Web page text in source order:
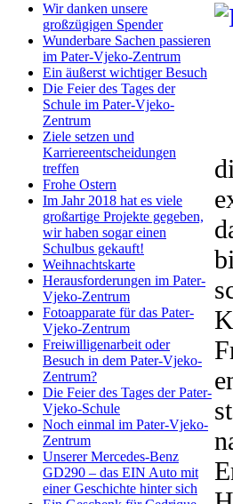
Wir danken unsere
großzügigen Spender
Wunderbare Sachen passieren
im Pater-Vjeko-Zentrum
Ein äußerst wichtiger Besuch
Die Feier des Tages der
Schule im Pater-Vjeko-
Zentrum
Ziele setzen und
Karriereentscheidungen
treffen
Frohe Ostern
Im Jahr 2018 hat es viele
großartige Projekte gegeben,
wir haben sogar einen
Schulbus gekauft!
Weihnachtskarte
Herausforderungen im Pater-
Vjeko-Zentrum
Fotoapparate für das Pater-
Vjeko-Zentrum
Freiwilligenarbeit oder
Besuch in dem Pater-Vjeko-
Zentrum?
Die Feier des Tages der Pater-
Vjeko-Schule
Noch einmal im Pater-Vjeko-
Zentrum
Unserer Mercedes-Benz
GD290 – das EIN Auto mit
einer Geschichte hinter sich